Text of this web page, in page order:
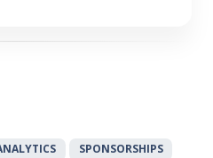
SPONSORSHIPS